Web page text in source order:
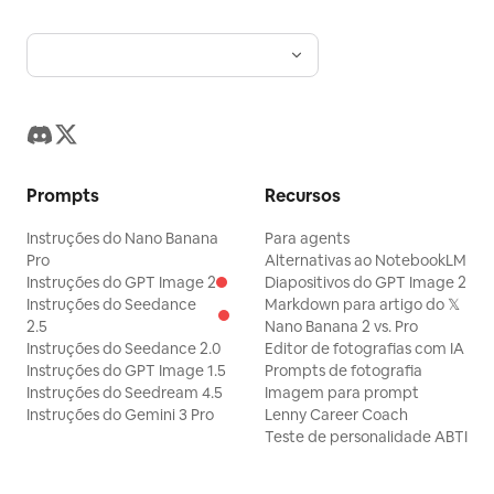
Prompts
Instruções do Nano Banana
Pro
Instruções do GPT Image 2
Instruções do Seedance
2.5
Instruções do Seedance 2.0
Instruções do GPT Image 1.5
Instruções do Seedream 4.5
Instruções do Gemini 3 Pro
Recursos
Para agents
Alternativas ao NotebookLM
Diapositivos do GPT Image 2
Markdown para artigo do 𝕏
Nano Banana 2 vs. Pro
Editor de fotografias com IA
Prompts de fotografia
Imagem para prompt
Lenny Career Coach
Teste de personalidade ABTI